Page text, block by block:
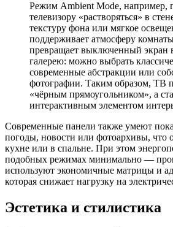
Режим Ambient Mode, например,
телевизору «растворяться» в
текстуру фона или мягкое
поддерживает атмосферу
превращает выключенный экран
галерею: можно выбрать
современные абстракции или
фотографии. Таким образом, ТВ
«чёрным прямоугольником», а
интерактивным элементом
Современные панели также умеют
погоды, новости или фотоархивы, что
кухне или в спальне. При этом
подобных режимах минимально —
используют экономичные матрицы и
которая снижает нагрузку на
Эстетика и стилистика